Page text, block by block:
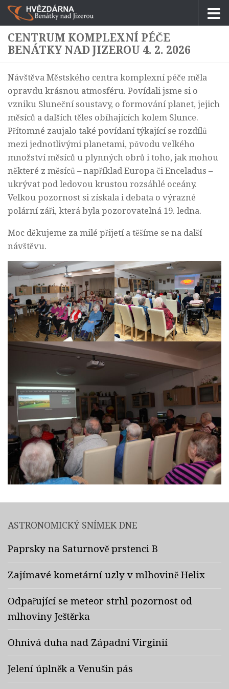
Skip to content
CENTRUM KOMPLEXNÍ PÉČE
BENÁTKY NAD JIZEROU 4. 2. 2026
Návštěva Městského centra komplexní péče měla
opravdu krásnou atmosféru. Povídali jsme si o
vzniku Sluneční soustavy, o formování planet, jejich
měsíců a dalších těles obíhajících kolem Slunce.
Přítomné zaujalo také povídaní týkající se rozdílů
mezi jednotlivými planetami, původu velkého
množství měsíců u plynných obrů i toho, jak mohou
některé z měsíců – například Europa či Enceladus –
ukrývat pod ledovou krustou rozsáhlé oceány.
Velkou pozornost si získala i debata o výrazné
polární záři, která byla pozorovatelná 19. ledna.
Moc děkujeme za milé přijetí a těšíme se na další
návštěvu.
ASTRONOMICKÝ SNÍMEK DNE
Paprsky na Saturnově prstenci B
Zajímavé kometární uzly v mlhovině Helix
Odpařující se meteor strhl pozornost od
mlhoviny Ještěrka
Ohnivá duha nad Západní Virginií
Jelení úplněk a Venušin pás